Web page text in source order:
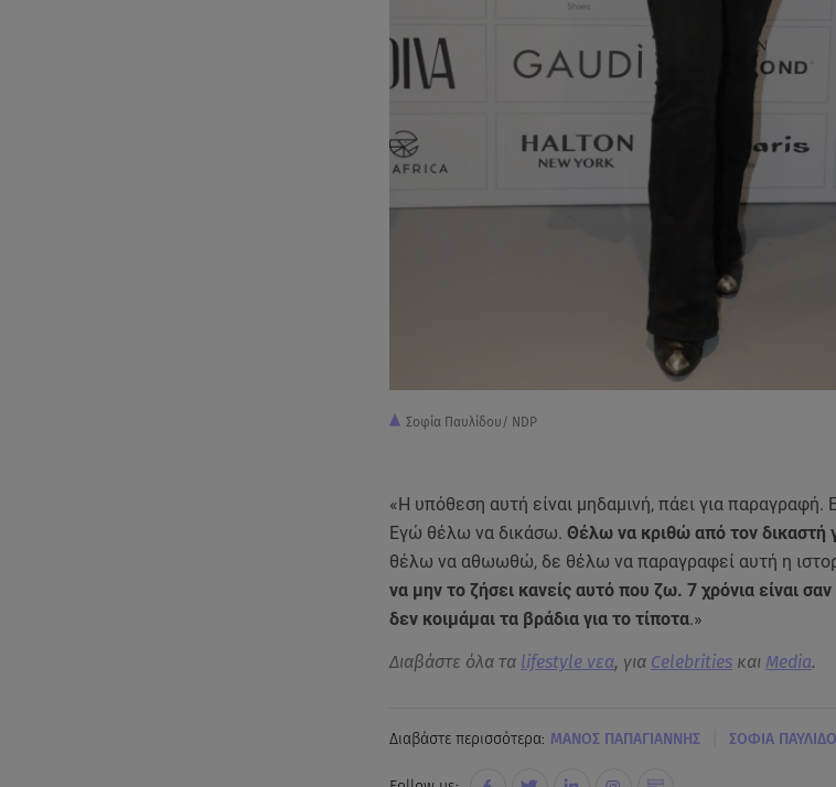
Σοφία Παυλίδου/ NDP
«Η υπόθεση αυτή είναι μηδαμινή, πάει για
Εγώ θέλω να δικάσω. Θέλω να κριθώ από τον δικαστή
θέλω να αθωωθώ, δε θέλω να παραγραφεί αυτή η
να μην το ζήσει κανείς αυτό που ζω. 7 χρόνια είναι
δεν κοιμάμαι τα βράδια για το τίποτα.»
Διαβάστε όλα τα lifestyle νεα, για Celebritiesκαι Media.
Διαβάστε περισσότερα: ΜΑΝΟΣ ΠΑΠΑΓΙΑΝΝΗΣ ΣΟΦΙΑ